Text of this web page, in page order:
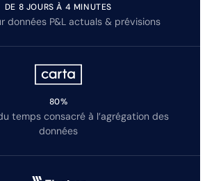
DE 8 JOURS À 4 MINUTES
données P&L actuals & prévisions
80%
temps consacré à l’agrégation des
données